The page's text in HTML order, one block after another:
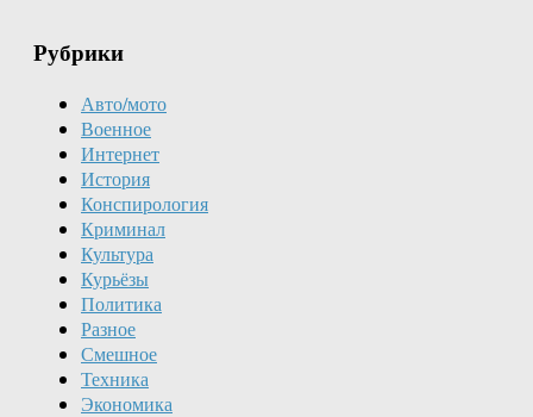
Рубрики
Авто/мото
Военное
Интернет
История
Конспирология
Криминал
Культура
Курьёзы
Политика
Разное
Смешное
Техника
Экономика